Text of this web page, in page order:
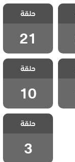
مسلسل حلم
اشرف الحلقة 21
حلقة
21
مسلسل حلم
اشرف الحلقة 10
حلقة
10
مسلسل حلم
اشرف الحلقة 3
حلقة
3